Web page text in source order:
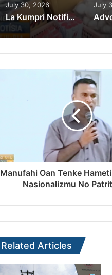
July 30, 2026
La Kumpri Notifikasaun Tribunál, SIK Detein Diretór Interinu PCIC
July
Manufahi Oan Tenke
Nasionalizmu No
Related Articles